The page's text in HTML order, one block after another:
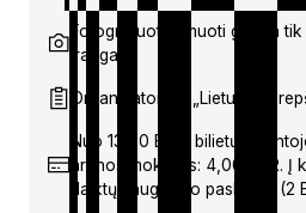
Fotografuoti/filmuoti galima
įranga
Organizatorius: „Lietuvos
Nuo 13,90 EUR; bilietų
arenos mokestis: 4,00 EUR. Į
daiktų saugojimo paslauga (2